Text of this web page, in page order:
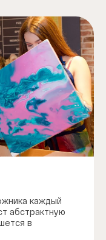
каждый
абстрактную
в